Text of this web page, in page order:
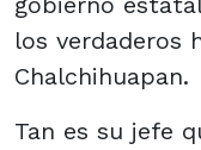
los verdaderos
Chalchihuapan.
Tan es su jefe